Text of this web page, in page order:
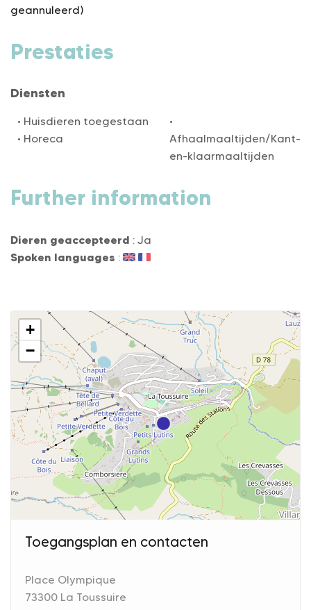
geannuleerd)
Prestaties
Diensten
Huisdieren toegestaan
Horeca
Afhaalmaaltijden/Kant-
en-klaarmaaltijden
Further information
Dieren geaccepteerd : Ja
Spoken languages :
+
−
Toegangsplan en contacten
Place Olympique
73300 La Toussuire